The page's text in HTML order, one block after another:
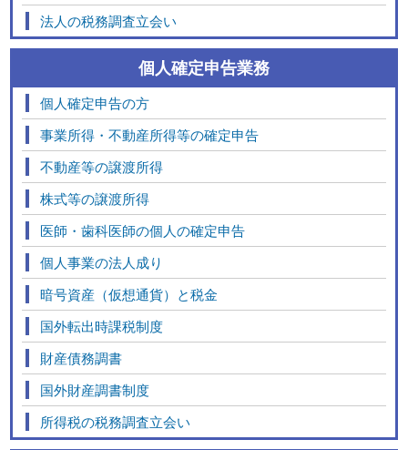
法人の税務調査立会い
個人確定申告業務
個人確定申告の方
事業所得・不動産所得等の確定申告
不動産等の譲渡所得
株式等の譲渡所得
医師・歯科医師の個人の確定申告
個人事業の法人成り
暗号資産（仮想通貨）と税金
国外転出時課税制度
財産債務調書
国外財産調書制度
所得税の税務調査立会い